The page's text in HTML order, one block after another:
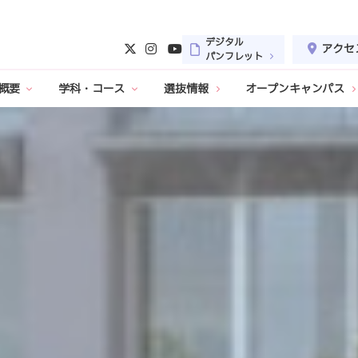
デジタル
パンフレット
アクセ
要 学科・コース 選抜情報 オープンキャンパス